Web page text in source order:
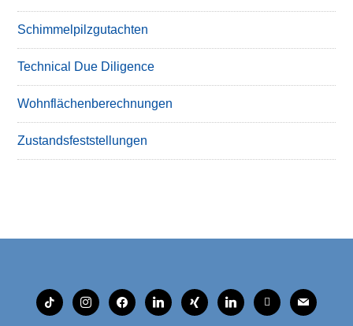
Schimmelpilzgutachten
Technical Due Diligence
Wohnflächenberechnungen
Zustandsfeststellungen
tiktok instagramfacebooklinkedinxing linkedinmobilemail